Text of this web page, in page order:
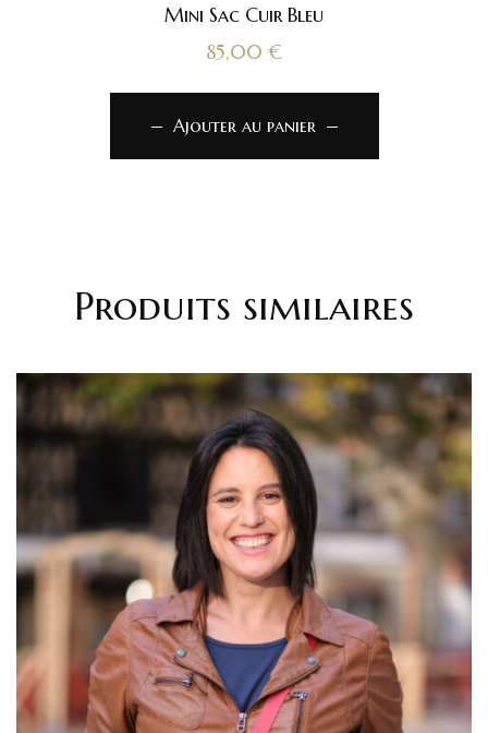
Mini Sac Cuir Bleu
85,00 €
Ajouter au panier
Produits similaires